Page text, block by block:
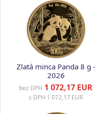
Zlatá minca Panda 8 g -
2026
bez DPH 1 072,17 EUR
s DPH 1 072,17 EUR